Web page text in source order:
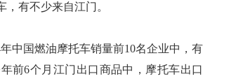
，有不少来自江门。
中国燃油摩托车销量前10名企业中，有
前6个月江门出口商品中，摩托车出口